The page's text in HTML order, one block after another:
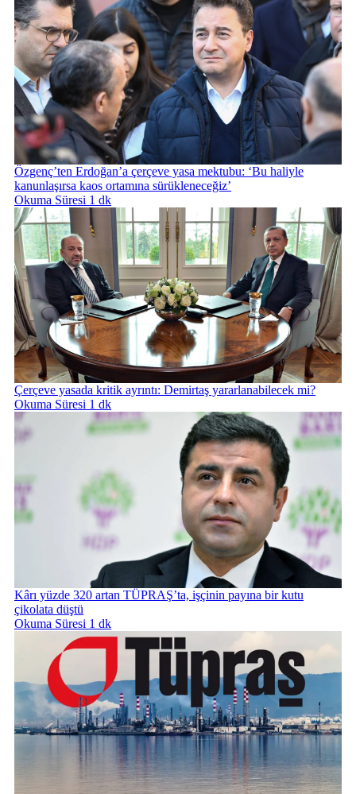
Özgenç’ten Erdoğan’a çerçeve yasa mektubu: ‘Bu haliyle
kanunlaşırsa kaos ortamına sürükleneceğiz’
Okuma Süresi 1 dk
Çerçeve yasada kritik ayrıntı: Demirtaş yararlanabilecek mi?
Okuma Süresi 1 dk
Kârı yüzde 320 artan TÜPRAŞ’ta, işçinin payına bir kutu
çikolata düştü
Okuma Süresi 1 dk